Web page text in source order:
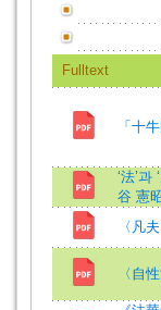
Fulltext
「十
‘法’
谷 憲
〈凡
〈自